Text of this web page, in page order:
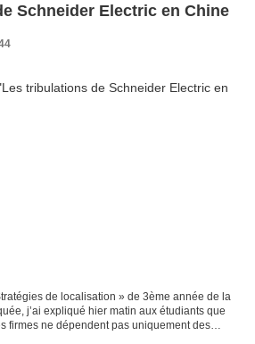
Schneider Electric en Chine
de localisation » de 3ème année de la
j’ai expliqué hier matin aux étudiants que
firmes ne dépendent pas uniquement des